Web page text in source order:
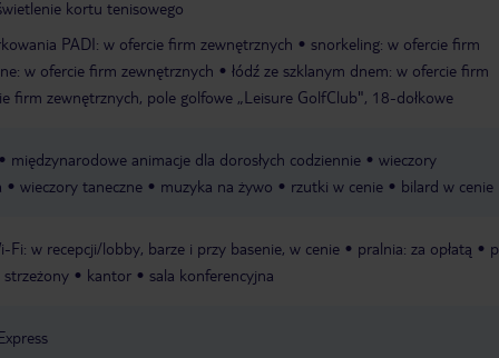
kortu tenisowego
PADI: w ofercie firm zewnętrznych
snorkeling: w ofercie firm
w ofercie firm zewnętrznych
łódź ze szklanym dnem: w ofercie firm
firm zewnętrznych, pole golfowe „Leisure GolfClub", 18-dołkowe
międzynarodowe animacje dla dorosłych codziennie
wieczory
wieczory taneczne muzyka na żywo rzutki w cenie bilard w cenie
Fi: w recepcji/lobby, barze i przy basenie, w cenie pralnia: za opłatą
strzeżony
kantor sala konferencyjna